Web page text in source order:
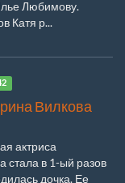
Любимову.
Катя р...
Вилкова
актриса
стала в 1-ый разов
дочка. Ее